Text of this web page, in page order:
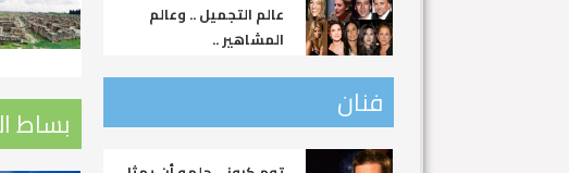
بساط
عالم التجميل .. وعالم
المشاهير ..
فنان